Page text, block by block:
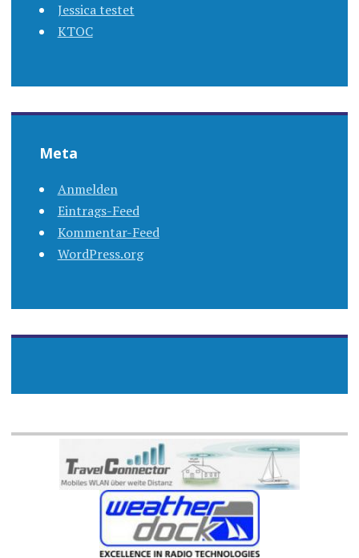
Jessica testet
KTOC
Meta
Anmelden
Eintrags-Feed
Kommentar-Feed
WordPress.org